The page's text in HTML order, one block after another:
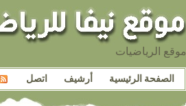
موقع الرياضيات
الصفحة الرئيسية أرشيف اتصل